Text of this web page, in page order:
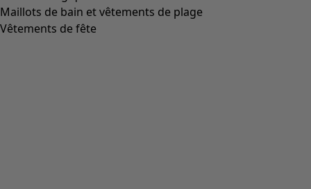
Maillots de bain et vêtements de plage
Vêtements de fête